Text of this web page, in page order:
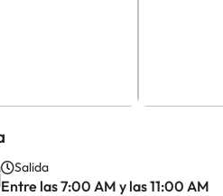
Salida
Entre las 7:00 AM y las 11:00 AM